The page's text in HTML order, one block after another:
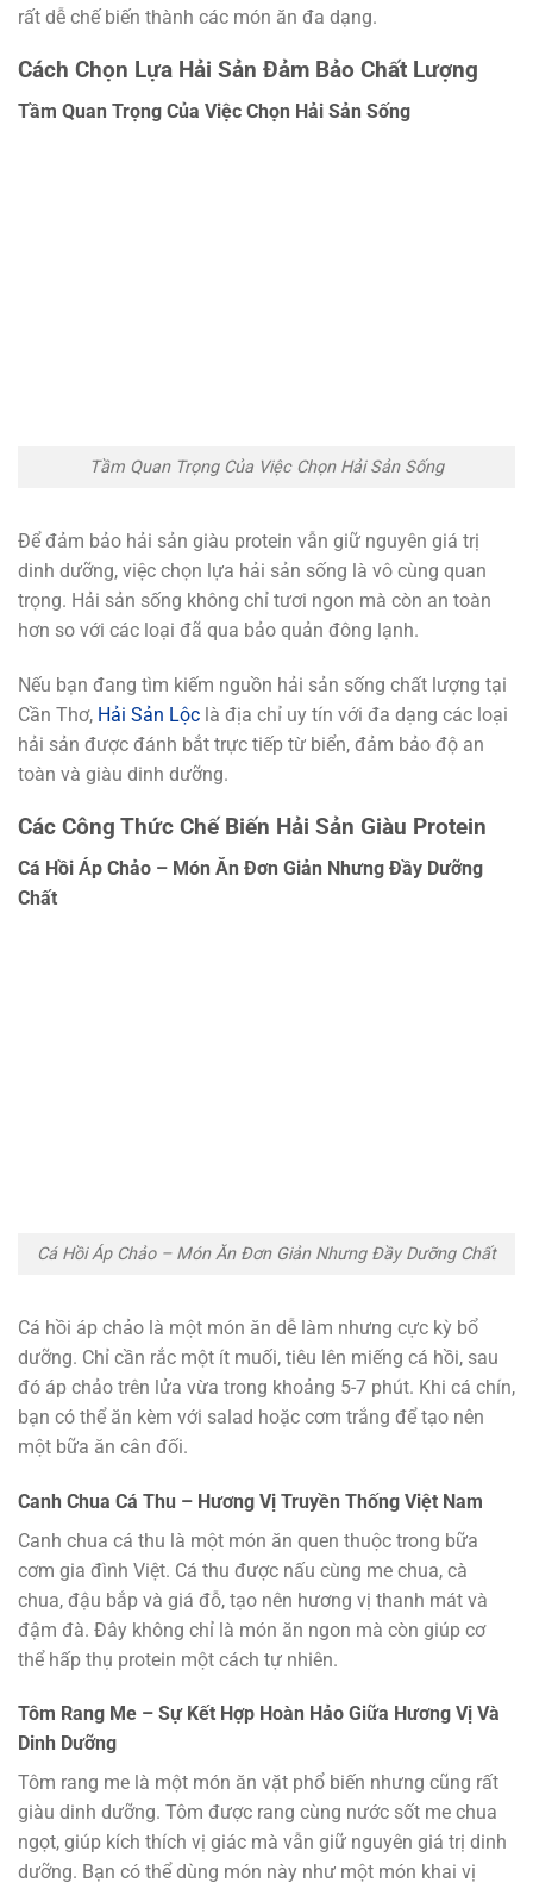
rất dễ chế biến thành các món ăn đa dạng.
Cách Chọn Lựa Hải Sản Đảm Bảo Chất Lượng
Tầm Quan Trọng Của Việc Chọn Hải Sản Sống
Tầm Quan Trọng Của Việc Chọn Hải Sản Sống
Để đảm bảo hải sản giàu protein vẫn giữ nguyên giá trị
dinh dưỡng, việc chọn lựa hải sản sống là vô cùng quan
trọng. Hải sản sống không chỉ tươi ngon mà còn an toàn
hơn so với các loại đã qua bảo quản đông lạnh.
Nếu bạn đang tìm kiếm nguồn hải sản sống chất lượng tại
Cần Thơ, Hải Sản Lộc là địa chỉ uy tín với đa dạng các loại
hải sản được đánh bắt trực tiếp từ biển, đảm bảo độ an
toàn và giàu dinh dưỡng.
Các Công Thức Chế Biến Hải Sản Giàu Protein
Cá Hồi Áp Chảo – Món Ăn Đơn Giản Nhưng Đầy Dưỡng
Chất
Cá Hồi Áp Chảo – Món Ăn Đơn Giản Nhưng Đầy Dưỡng Chất
Cá hồi áp chảo là một món ăn dễ làm nhưng cực kỳ bổ
dưỡng. Chỉ cần rắc một ít muối, tiêu lên miếng cá hồi, sau
đó áp chảo trên lửa vừa trong khoảng 5-7 phút. Khi cá chín,
bạn có thể ăn kèm với salad hoặc cơm trắng để tạo nên
một bữa ăn cân đối.
Canh Chua Cá Thu – Hương Vị Truyền Thống Việt Nam
Canh chua cá thu là một món ăn quen thuộc trong bữa
cơm gia đình Việt. Cá thu được nấu cùng me chua, cà
chua, đậu bắp và giá đỗ, tạo nên hương vị thanh mát và
đậm đà. Đây không chỉ là món ăn ngon mà còn giúp cơ
thể hấp thụ protein một cách tự nhiên.
Tôm Rang Me – Sự Kết Hợp Hoàn Hảo Giữa Hương Vị Và
Dinh Dưỡng
Tôm rang me là một món ăn vặt phổ biến nhưng cũng rất
giàu dinh dưỡng. Tôm được rang cùng nước sốt me chua
ngọt, giúp kích thích vị giác mà vẫn giữ nguyên giá trị dinh
dưỡng. Bạn có thể dùng món này như một món khai vị